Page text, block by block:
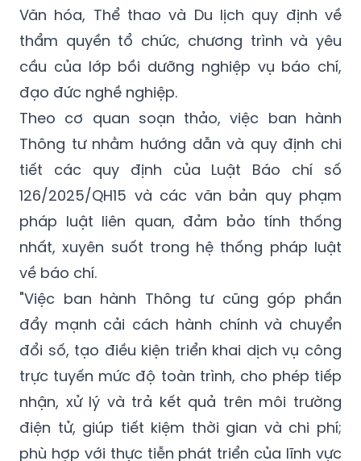
Văn hóa, Thể thao và Du lịch quy định về
thẩm quyền tổ chức, chương trình và yêu
cầu của lớp bồi dưỡng nghiệp vụ báo chí,
đạo đức nghề nghiệp.
Theo cơ quan soạn thảo, việc ban hành
Thông tư nhằm hướng dẫn và quy định chi
tiết các quy định của Luật Báo chí số
126/2025/QH15 và các văn bản quy phạm
pháp luật liên quan, đảm bảo tính thống
nhất, xuyên suốt trong hệ thống pháp luật
về báo chí.
"Việc ban hành Thông tư cũng góp phần
đẩy mạnh cải cách hành chính và chuyển
đổi số, tạo điều kiện triển khai dịch vụ công
trực tuyến mức độ toàn trình, cho phép tiếp
nhận, xử lý và trả kết quả trên môi trường
điện tử, giúp tiết kiệm thời gian và chi phí;
phù hợp với thực tiễn phát triển của lĩnh vực